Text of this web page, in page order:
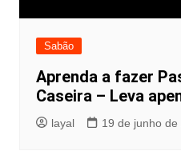
Sabão
Aprenda a fazer
Caseira – Leva
layal 19 de junho de